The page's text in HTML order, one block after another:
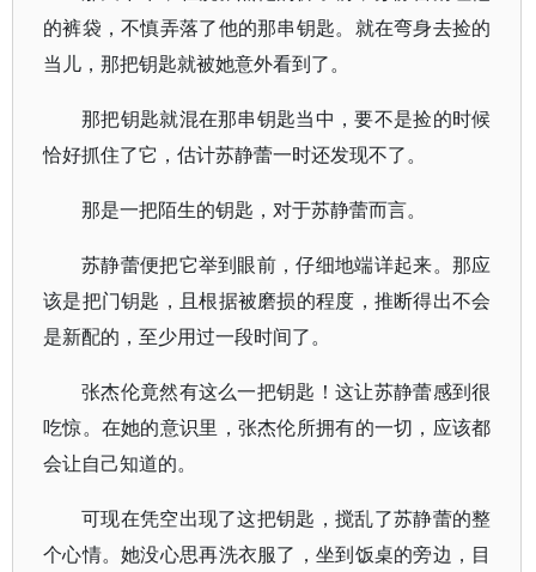
的裤袋，不慎弄落了他的那串钥匙。就在弯身去捡的
当儿，那把钥匙就被她意外看到了。
那把钥匙就混在那串钥匙当中，要不是捡的时候
恰好抓住了它，估计苏静蕾一时还发现不了。
那是一把陌生的钥匙，对于苏静蕾而言。
苏静蕾便把它举到眼前，仔细地端详起来。那应
该是把门钥匙，且根据被磨损的程度，推断得出不会
是新配的，至少用过一段时间了。
张杰伦竟然有这么一把钥匙！这让苏静蕾感到很
吃惊。在她的意识里，张杰伦所拥有的一切，应该都
会让自己知道的。
可现在凭空出现了这把钥匙，搅乱了苏静蕾的整
个心情。她没心思再洗衣服了，坐到饭桌的旁边，目